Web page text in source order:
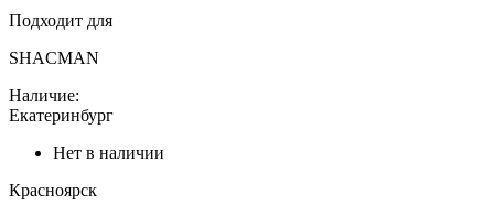
Подходит для
SHACMAN
Наличие:
Екатеринбург
Нет в наличии
Красноярск